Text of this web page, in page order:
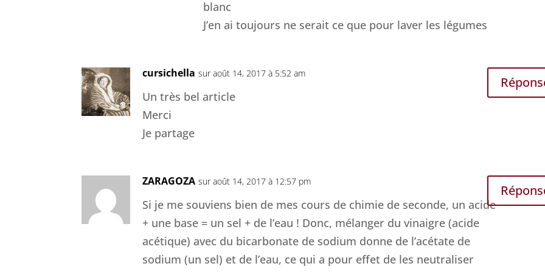
blanc
J’en ai toujours ne serait ce que pour laver les légumes
cursichella sur août 14, 2017 à 5:52 am
Un très bel article
Merci
Je partage
ZARAGOZA sur août 14, 2017 à 12:57 pm
Si je me souviens bien de mes cours de chimie de seconde, un acide
+ une base = un sel + de l’eau ! Donc, mélanger du vinaigre (acide
acétique) avec du bicarbonate de sodium donne de l’acétate de
sodium (un sel) et de l’eau, ce qui a pour effet de les neutraliser